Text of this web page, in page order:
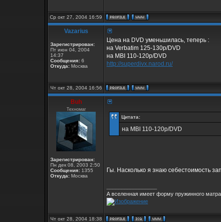
Ср окт 27, 2004 16:59
Vazarius
Зарегистрирован:
Пт июн 04, 2004
14:37
Сообщения: 6
Откуда: Москва
Цена на DVD уменьшилась, теперь :
на Verbatim 125-130р/DVD
на MBI 110-120р/DVD
http://superdivx.narod.ru/
Чт окт 28, 2004 16:56
Buh
Техномаг
Зарегистрирован:
Пн дек 08, 2003 2:50
Сообщения: 1355
Откуда: Москва
Цитата:
на MBI 110-120р/DVD
Гы. Насколько я знаю себестоимость
А вселенная имеет форму пружинного
Чт окт 28, 2004 18:38